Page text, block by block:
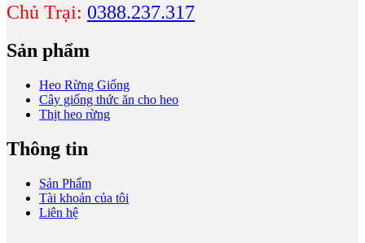
Chủ Trại: 0388.237.317
Sản phẩm
Heo Rừng Giống
Cây giống thức ăn cho heo
Thịt heo rừng
Thông tin
Sản Phẩm
Tài khoản của tôi
Liên hệ